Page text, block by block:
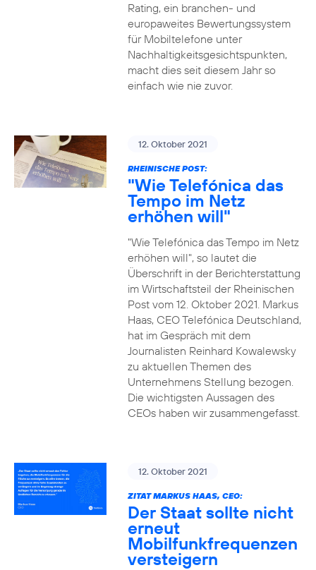
Rating, ein branchen- und
europaweites Bewertungssystem
für Mobiltelefone unter
Nachhaltigkeitsgesichtspunkten,
macht dies seit diesem Jahr so
einfach wie nie zuvor.
12. Oktober 2021
RHEINISCHE POST:
"Wie Telefónica das
Tempo im Netz
erhöhen will"
"Wie Telefónica das Tempo im Netz
erhöhen will", so lautet die
Überschrift in der Berichterstattung
im Wirtschaftsteil der Rheinischen
Post vom 12. Oktober 2021. Markus
Haas, CEO Telefónica Deutschland,
hat im Gespräch mit dem
Journalisten Reinhard Kowalewsky
zu aktuellen Themen des
Unternehmens Stellung bezogen.
Die wichtigsten Aussagen des
CEOs haben wir zusammengefasst.
12. Oktober 2021
ZITAT MARKUS HAAS, CEO:
Der Staat sollte nicht
erneut
Mobilfunkfrequenzen
versteigern